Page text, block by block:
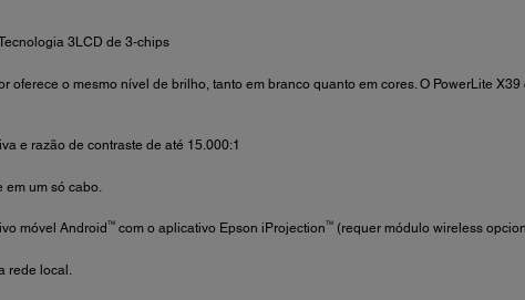
3LCD de 3-chips
oferece o mesmo nível de brilho, tanto em branco quanto em cores. O PowerLite
e razão de contraste de até 15.000:1
um só cabo.
móvel Android TMcom o aplicativo Epson iProjection TM(requer módulo wireless
rede local.